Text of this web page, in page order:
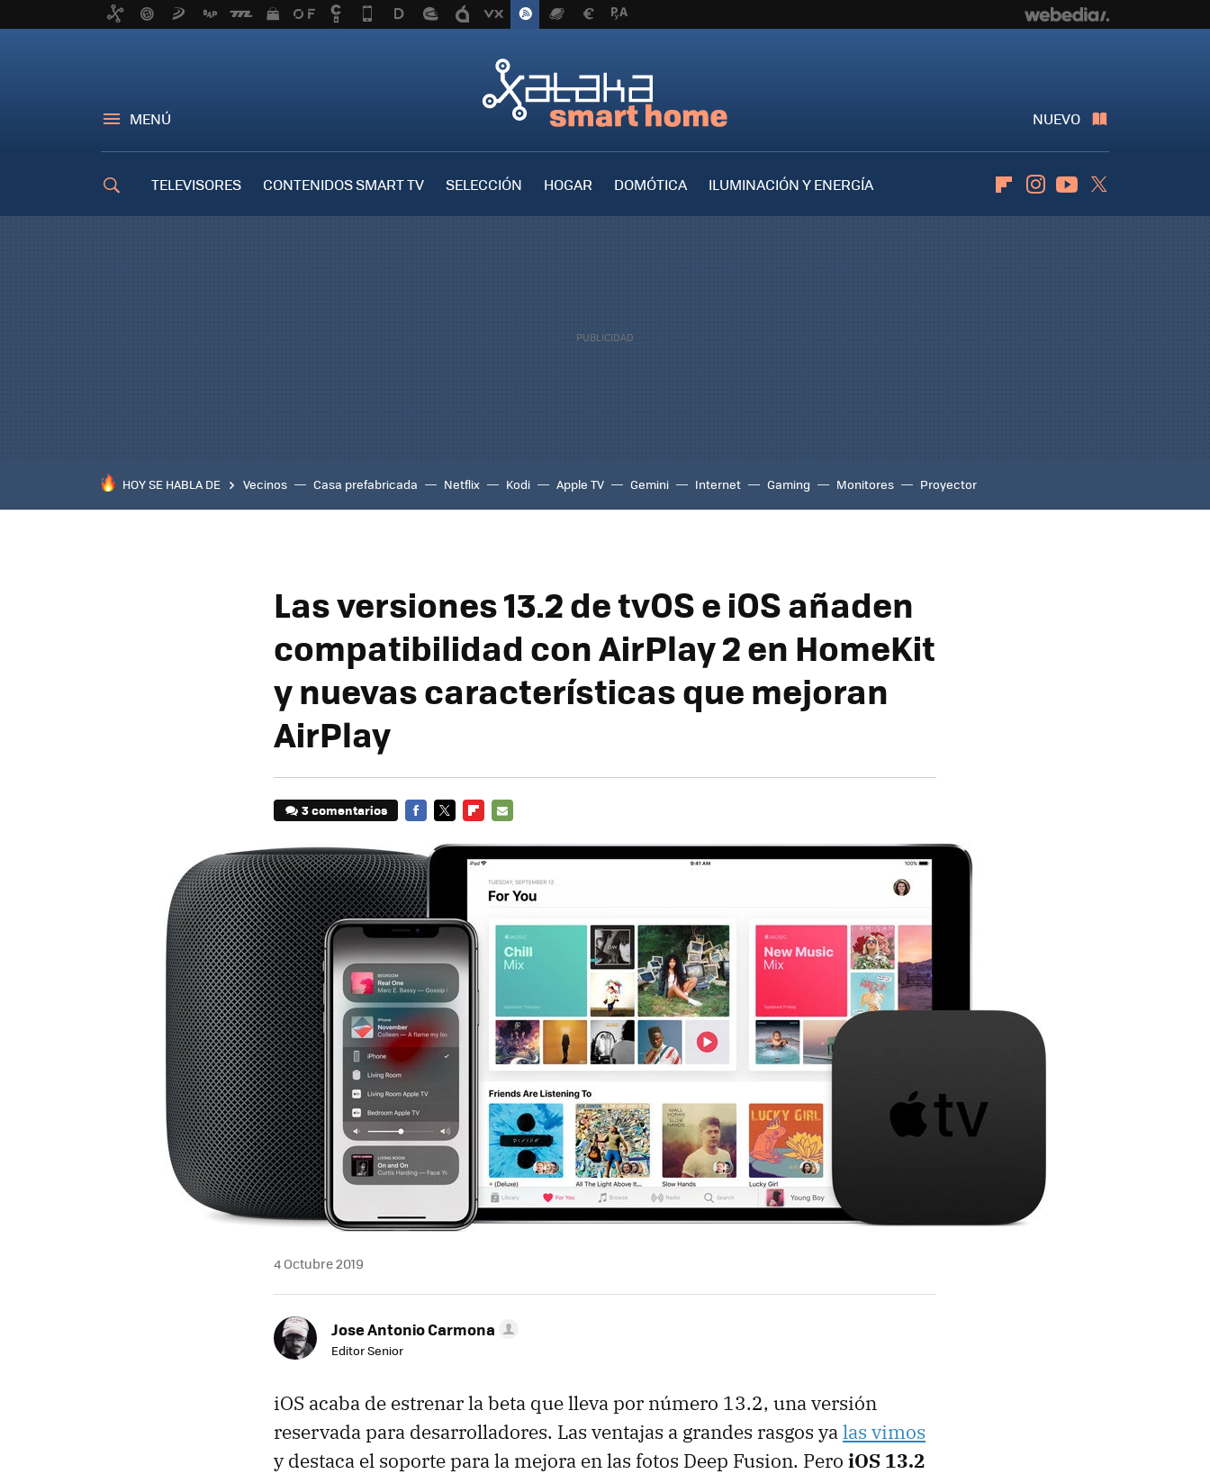
MENÚ NUEVO
TELEVISORES CONTENIDOS SMART TV SELECCIÓN HOGAR DOMÓTICA
ILUMINACIÓN Y ENERGÍA
FlipboardInstagramYoutube
HOY SE HABLA DE Vecinos Casa prefabricada Netflix Kodi Apple TV Gemini Internet Gaming Monitores Proyector
Las versiones 13.2 de tvOS e iOS añaden
compatibilidad con AirPlay 2 en HomeKit
y nuevas características que mejoran
AirPlay
3 comentarios
4 Octubre 2019
Jose Antonio Carmona
Editor Senior
iOS acaba de estrenar la beta que lleva por número 13.2, una versión
reservada para desarrolladores. Las ventajas a grandes rasgos yalas vimos
y destaca el soporte para la mejora en las fotos Deep Fusion. Pero iOS 13.2